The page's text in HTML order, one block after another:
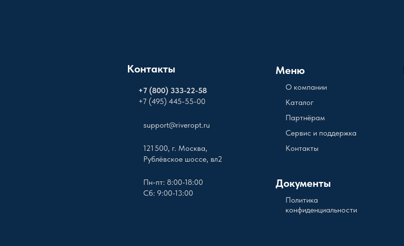
Контакты
+7 (800) 333-22-58
+7 (495) 445-55-00
support@riveropt.ru
Меню
121 500, г. Москва,
Рублёвское шоссе, вл2
О компании
Документы
Пн-пт: 8:00-18:00
Сб: 9:00-13:00
Каталог
Политика
конфиденциальности
Партнёрам
Сервис и поддержка
Контакты